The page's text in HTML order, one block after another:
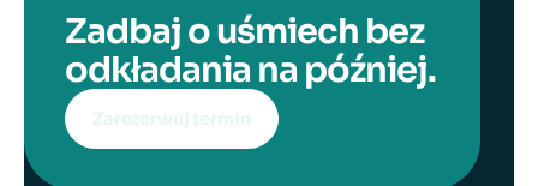
Zadbaj o uśmiech bez
odkładania na później.